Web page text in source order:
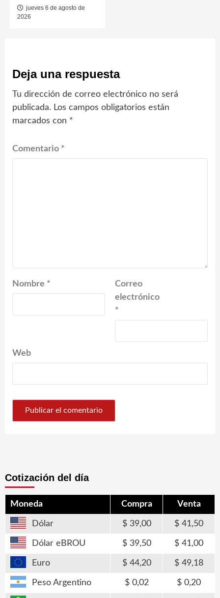
jueves 6 de agosto de
2026
Deja una respuesta
Tu dirección de correo electrónico no será
publicada. Los campos obligatorios están
marcados con *
Comentario *
Nombre *
Correo
electrónico
*
Web
Cotización del día
Moneda Compra Venta
Dólar 39,00 41,50
Dólar eBROU 39,50 41,00
Euro 44,20 49,18
Peso Argentino 0,02 0,20